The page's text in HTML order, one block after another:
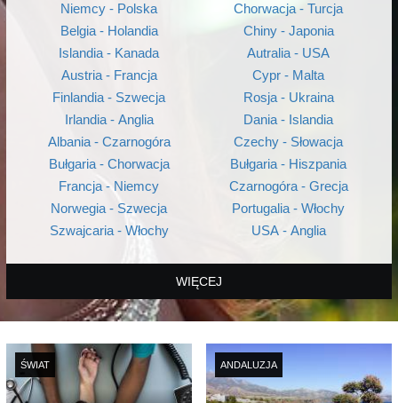
Niemcy - Polska
Belgia - Holandia
Islandia - Kanada
Austria - Francja
Finlandia - Szwecja
Irlandia - Anglia
Albania - Czarnogóra
Bułgaria - Chorwacja
Francja - Niemcy
Norwegia - Szwecja
Szwajcaria - Włochy
Chorwacja - Turcja
Chiny - Japonia
Autralia - USA
Cypr - Malta
Rosja - Ukraina
Dania - Islandia
Czechy - Słowacja
Bułgaria - Hiszpania
Czarnogóra - Grecja
Portugalia - Włochy
USA - Anglia
WIĘCEJ
ŚWIAT ANDALUZJA